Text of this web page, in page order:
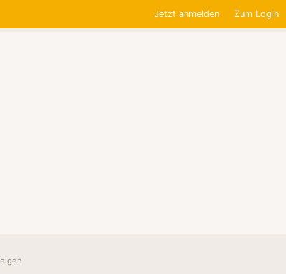
Jetzt anmelden Zum Login